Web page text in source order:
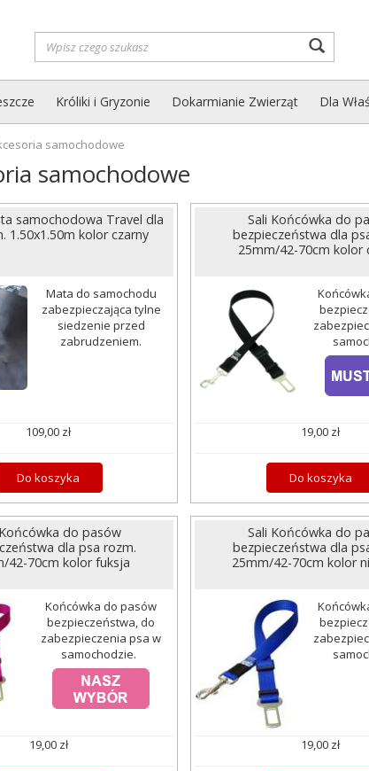
Króliki i Gryzonie Dokarmianie Zwierząt Dla
samochodowe
samochodowe
samochodowa Travel dla
1.50x1.50m kolor czarny
Mata do samochodu
zabezpieczająca tylne
siedzenie przed
zabrudzeniem.
109,00 zł
Do koszyka
Sali Końcówka do
bezpieczeństwa dla
25mm/42-70cm kolor
19,00 zł
Do koszyka
do pasów
dla psa rozm.
42-70cm kolor fuksja
Końcówka do pasów
bezpieczeństwa, do
zabezpieczenia psa w
samochodzie.
19,00 zł
Sali Końcówka do
bezpieczeństwa dla
25mm/42-70cm kolor
19,00 zł